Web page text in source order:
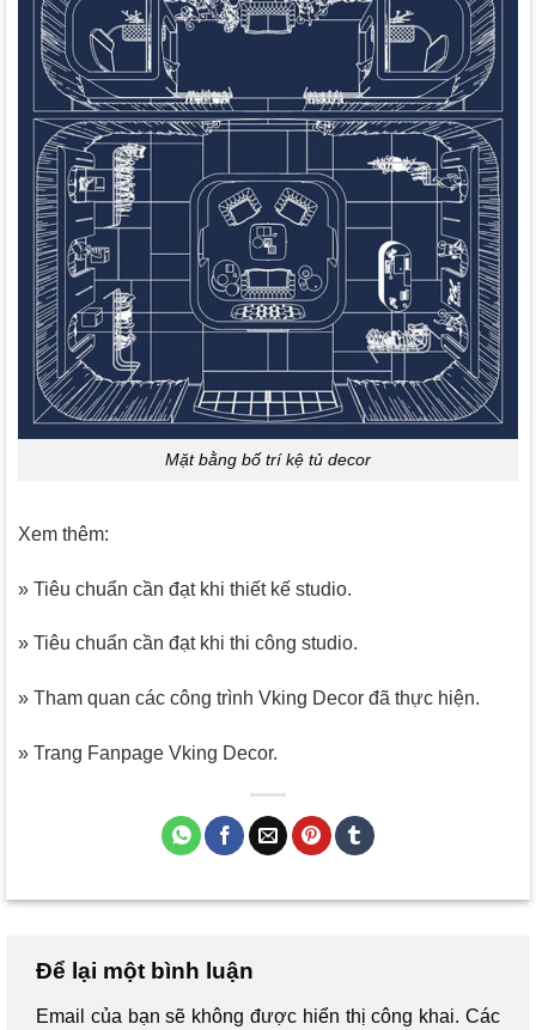
Mặt bằng bố trí kệ tủ decor
Xem thêm:
» Tiêu chuẩn cần đạt khi thiết kế studio.
» Tiêu chuẩn cần đạt khi thi công studio.
» Tham quan các công trình Vking Decor đã thực hiện.
» Trang Fanpage Vking Decor.
Để lại một bình luận
Email của bạn sẽ không được hiển thị công khai. Các